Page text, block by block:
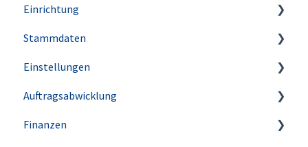
Einrichtung
Account & Benutzer
Update-Historie
Stammdaten
Artikel
Kunden
Lieferanten
Einstellungen
Firmeneinstellungen
Steuereinstellungen
Auftragsabwicklung
Angebote
Finanzen